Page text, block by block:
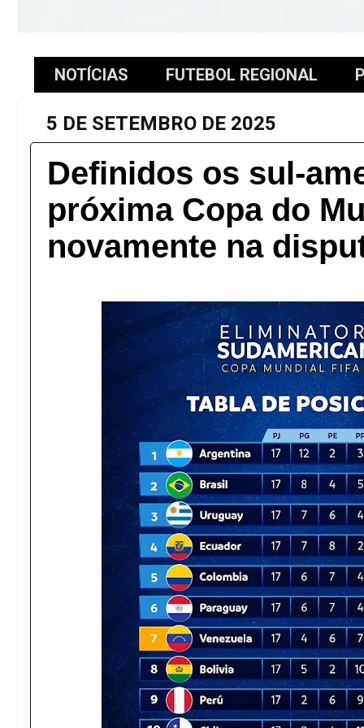
NOTÍCIAS FUTEBOL REGIONAL
5 DE SETEMBRO DE 2025
Definidos os sul-
próxima Copa do
novamente na